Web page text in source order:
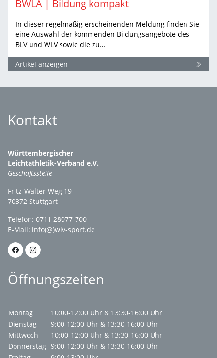
BWLA | Bildung kompakt
In dieser regelmäßig erscheinenden Meldung finden Sie
eine Auswahl der kommenden Bildungsangebote des
BLV und WLV sowie die zu…
Artikel anzeigen
Kontakt
Württembergischer
Leichtathletik-Verband e.V.
Geschäftsstelle
Fritz-Walter-Weg 19
70372 Stuttgart
Telefon: 0711 28077-700
E-Mail: info(@)wlv-sport.de
Öffnungszeiten
Montag
10:00-12:00 Uhr & 13:30-16:00 Uhr
Dienstag
9:00-12:00 Uhr & 13:30-16:00 Uhr
Mittwoch
10:00-12:00 Uhr & 13:30-16:00 Uhr
Donnerstag 9:00-12:00 Uhr & 13:30-16:00 Uhr